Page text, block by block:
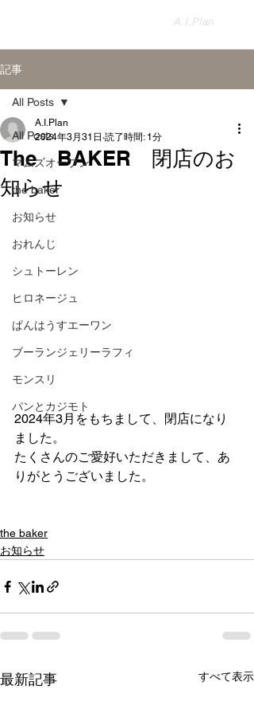
​A.I.Plan
記事
All Posts
マムズオーブン
the baker
お知らせ
おれんじ
シュトーレン
ヒロネージュ
ぱんはうすエーワン
ブーランジェリーラフィ
モンスリ
パンとカジモト
All Posts
The BAKER 閉店のお
知らせ
A.I.Plan
2024年3月31日 読了時間: 1分
2024年3月をもちまして、閉店になり
ました。
たくさんのご愛好いただきまして、あ
りがとうございました。
the baker
お知らせ
最新記事 すべて表示